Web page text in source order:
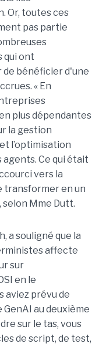
Or, toutes ces
pas partie
qui ont
bénéficier d'une
« En
plus dépendantes
la gestion
l’optimisation
Ce qui était
vers la
transformer en un
Mme Dutt.
a souligné que la
affecte
sur
en le
aviez prévu de
au deuxième
sur le tas, vous
de script, de test,